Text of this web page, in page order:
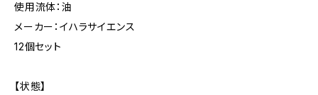
使用流体：油
メーカー：イハラサイエンス
12個セット
【状態】